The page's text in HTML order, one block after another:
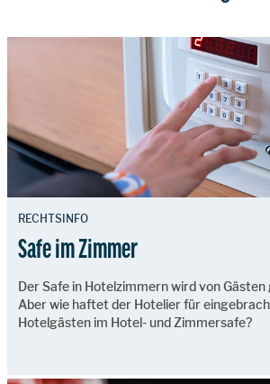
RECHTSINFO
Safe im Zimmer
Der Safe in Hotelzimmern wird von
Aber wie haftet der Hotelier für
Hotelgästen im Hotel- und Zimmersafe?